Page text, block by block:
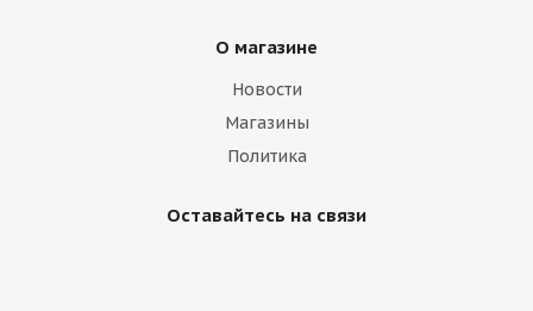
О магазине
Новости
Магазины
Политика
Оставайтесь на связи